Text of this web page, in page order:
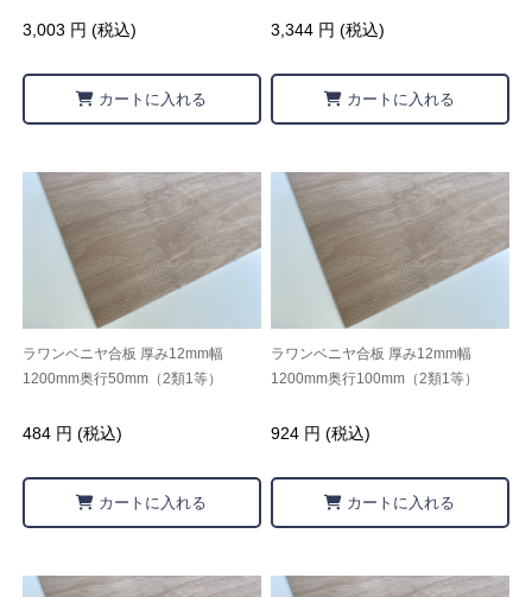
3,003 円 (税込)
カートに入れる
3,344 円 (税込)
カートに入れる
ラワンベニヤ合板 厚み12mm幅
1200mm奥行50mm（2類1等）
484 円 (税込)
カートに入れる
ラワンベニヤ合板 厚み12mm幅
1200mm奥行100mm（2類1等）
924 円 (税込)
カートに入れる